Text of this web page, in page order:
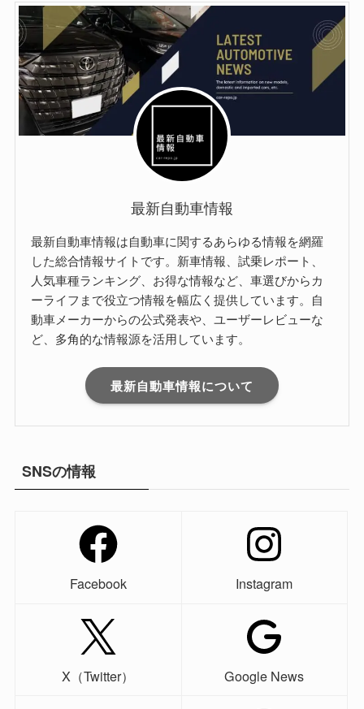
最新自動車情報
最新自動車情報は自動車に関するあらゆる情報を網羅
した総合情報サイトです。新車情報、試乗レポート、
人気車種ランキング、お得な情報など、車選びからカ
ーライフまで役立つ情報を幅広く提供しています。自
動車メーカーからの公式発表や、ユーザーレビューな
ど、多角的な情報源を活用しています。
最新自動車情報について
SNSの情報
Facebook Instagram
X（Twitter） Google News